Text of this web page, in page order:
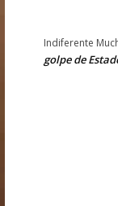
Indiferente
golpe de